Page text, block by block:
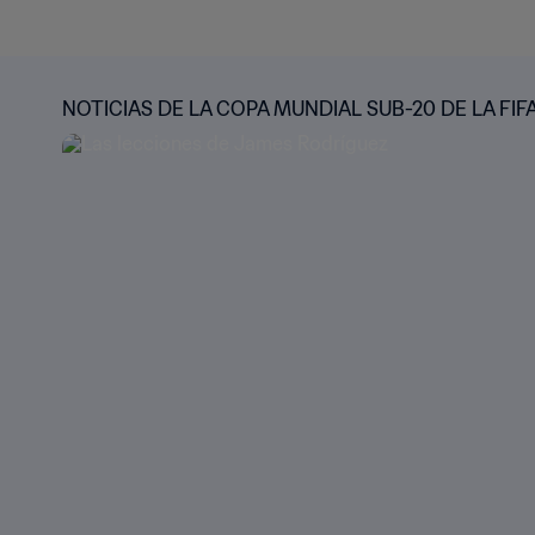
NOTICIAS DE LA COPA MUNDIAL SUB-20 DE LA